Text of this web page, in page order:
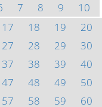
7 8 9
10
17 18 19
20
27 28 29
30
37 38 39
40
47 48 49
50
57 58 59
60